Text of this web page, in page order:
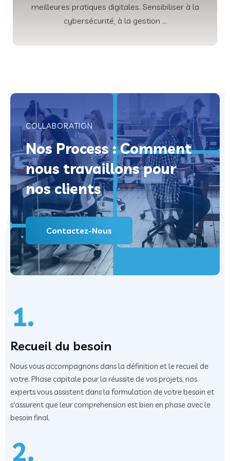
meilleures pratiques digitales. Sensibiliser à la
cybersécurité, à la gestion ...
Éduquer, Habiliter, Innover
COLLABORATION
Nos Process : Comment
nous travaillons pour
nos clients
Contactez-Nous
1.
Recueil du besoin
Nous vous accompagnons dans la définition et le recueil de
votre. Phase capitale pour la réussite de vos projets, nos
experts vous assistent dans la formulation de votre besoin et
s'assurent que leur comprehension est bien en phase avec le
besoin final.
2.